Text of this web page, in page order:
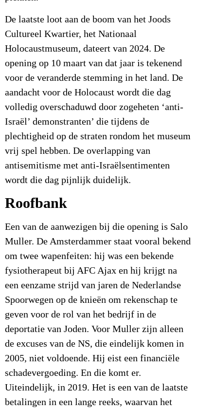
De laatste loot aan de boom van het Joods
Cultureel Kwartier, het Nationaal
Holocaustmuseum, dateert van 2024. De
opening op 10 maart van dat jaar is tekenend
voor de veranderde stemming in het land. De
aandacht voor de Holocaust wordt die dag
volledig overschaduwd door zogeheten ‘anti-
Israël’ demonstranten’ die tijdens de
plechtigheid op de straten rondom het museum
vrij spel hebben. De overlapping van
antisemitisme met anti-Israëlsentimenten
wordt die dag pijnlijk duidelijk.
Roo­fbank
Een van de aanwezigen bij die opening is Salo
Muller. De Amsterdammer staat vooral bekend
om twee wapenfeiten: hij was een bekende
fysiotherapeut bij AFC Ajax en hij krijgt na
een eenzame strijd van jaren de Nederlandse
Spoorwegen op de knieën om rekenschap te
geven voor de rol van het bedrijf in de
deportatie van Joden. Voor Muller zijn alleen
de excuses van de NS, die eindelijk komen in
2005, niet voldoende. Hij eist een financiële
schadevergoeding. En die komt er.
Uiteindelijk, in 2019. Het is een van de laatste
betalingen in een lange reeks, waarvan het